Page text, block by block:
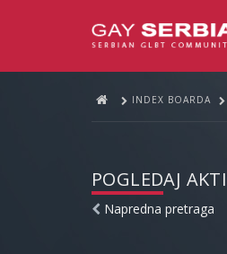
INDEX BOARDA
POGLEDAJ
Napredna pretraga